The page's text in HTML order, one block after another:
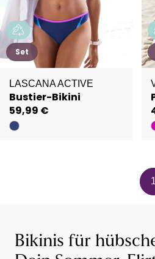
Set
LASCANA ACTIVE
Bustier-Bikini
59,99 €
1
Bikinis für